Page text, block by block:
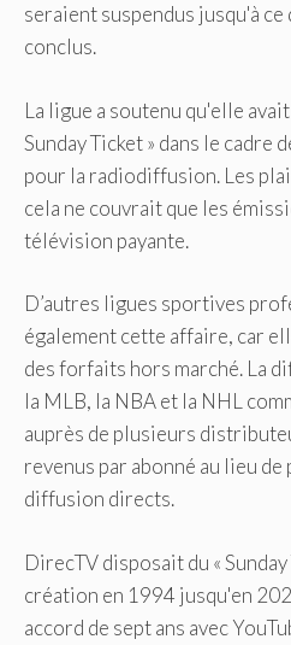
seraient suspendus jusqu'à
conclus.
La ligue a soutenu qu'elle
Sunday Ticket » dans le cadre
pour la radiodiffusion. Les
cela ne couvrait que les
télévision payante.
D’autres ligues sportives
également cette affaire, car
des forfaits hors marché. La
la MLB, la NBA et la NHL
auprès de plusieurs
revenus par abonné au lieu
diffusion directs.
DirecTV disposait du «
création en 1994 jusqu'en
accord de sept ans avec